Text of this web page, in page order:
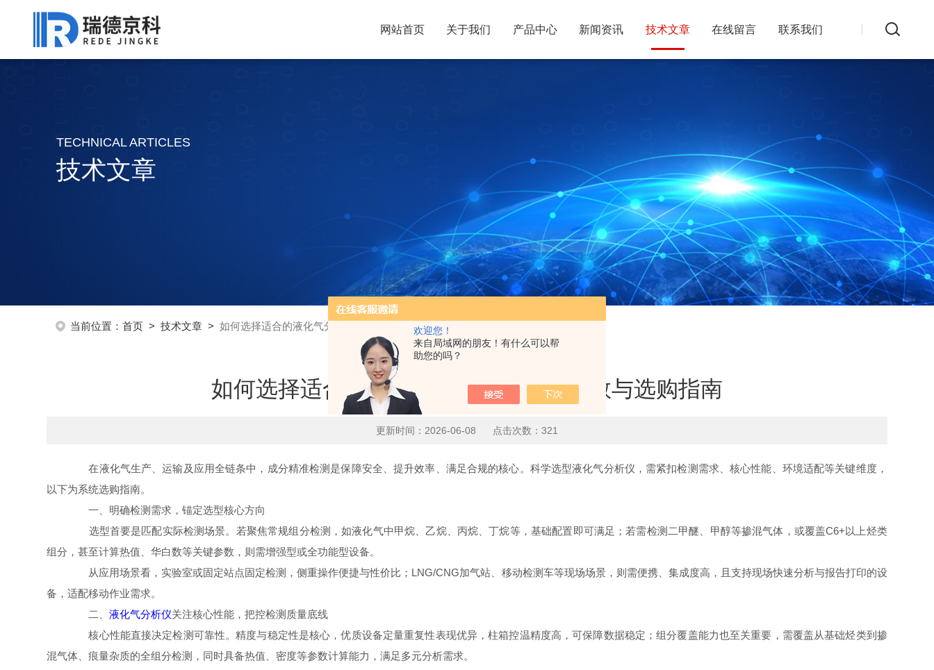
欢迎您！
来自局域网的朋友！有什么可以帮
助您的吗？
网站首页 关于我们 产品中心 新闻资讯 技术文章 在线留言 联系我们
TECHNICAL ARTICLES
技术文章
当前位置：首页 >技术文章 >如何选择适合的液化气分析仪？关键参数与选购指南
如何选择适合的液化气分析仪？关键参数与选购指南
更新时间：2026-06-08 点击次数：321
在液化气生产、运输及应用全链条中，成分精准检测是保障安全、提升效率、满足合规的核心。科学选型液化气分析仪，需紧扣检测需求、核心性能、环境适配等关键维度，
以下为系统选购指南。
一、明确检测需求，锚定选型核心方向
选型首要是匹配实际检测场景。若聚焦常规组分检测，如液化气中甲烷、乙烷、丙烷、丁烷等，基础配置即可满足；若需检测二甲醚、甲醇等掺混气体，或覆盖C6+以上烃类
组分，甚至计算热值、华白数等关键参数，则需增强型或全功能型设备。
从应用场景看，实验室或固定站点固定检测，侧重操作便捷与性价比；LNG/CNG加气站、移动检测车等现场场景，则需便携、集成度高，且支持现场快速分析与报告打印的设
备，适配移动作业需求。
二、液化气分析仪关注核心性能，把控检测质量底线
核心性能直接决定检测可靠性。精度与稳定性是核心，优质设备定量重复性表现优异，柱箱控温精度高，可保障数据稳定；组分覆盖能力也至关重要，需覆盖从基础烃类到掺
混气体、痕量杂质的全组分检测，同时具备热值、密度等参数计算能力，满足多元分析需求。